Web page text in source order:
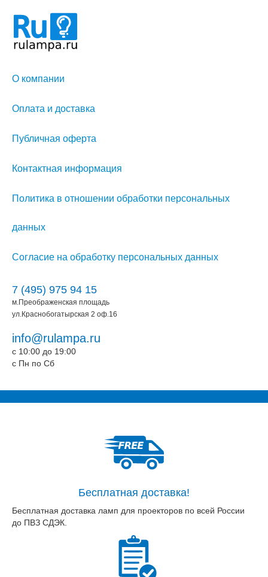
О компании
Оплата и доставка
Публичная оферта
Контактная информация
Политика в отношении обработки персональных
данных
Согласие на обработку персональных данных
7 (495) 975 94 15
м.Преображенская площадь
ул.Краснобогатырская 2 оф.16
info@rulampa.ru
c 10:00 до 19:00
c Пн по Сб
Бесплатная доставка!
Бесплатная доставка ламп для проекторов по всей России
до ПВЗ СДЭК.